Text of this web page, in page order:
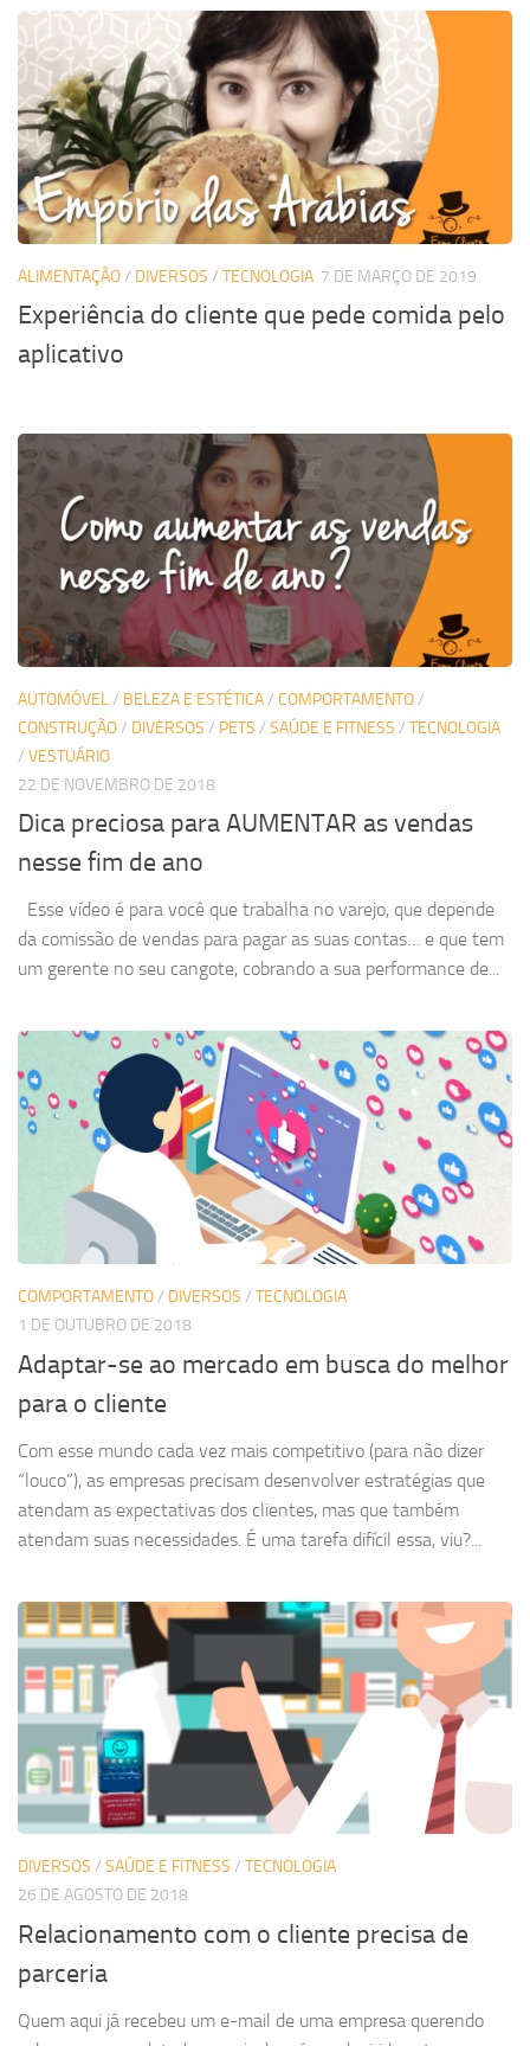
ALIMENTAÇÃO/ DIVERSOS / TECNOLOGIA 7 DE MARÇO DE 2019
Experiência do cliente que pede comida pelo
aplicativo
AUTOMÓVEL/ BELEZA E ESTÉTICA/ COMPORTAMENTO/
CONSTRUÇÃO/ DIVERSOS / PETS / SAÚDE E FITNESS / TECNOLOGIA
/ VESTUÁRIO
22 DE NOVEMBRO DE 2018
Dica preciosa para AUMENTAR as vendas
nesse fim de ano
Esse vídeo é para você que trabalha no varejo, que depende
da comissão de vendas para pagar as suas contas… e que tem
um gerente no seu cangote, cobrando a sua performance de...
COMPORTAMENTO/ DIVERSOS / TECNOLOGIA
1 DE OUTUBRO DE 2018
Adaptar-se ao mercado em busca do melhor
para o cliente
Com esse mundo cada vez mais competitivo (para não dizer
“louco”), as empresas precisam desenvolver estratégias que
atendam as expectativas dos clientes, mas que também
atendam suas necessidades. É uma tarefa difícil essa, viu?...
DIVERSOS / SAÚDE E FITNESS / TECNOLOGIA
26 DE AGOSTO DE 2018
Relacionamento com o cliente precisa de
parceria
Quem aqui já recebeu um e-mail de uma empresa querendo